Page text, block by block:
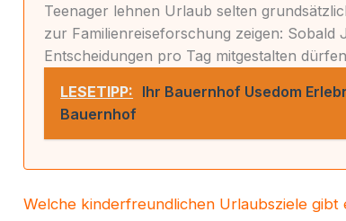
Teenager lehnen Urlaub selten
zur Familienreiseforschung zeigen: Sobald
Entscheidungen pro Tag mitgestalten
LESETIPP: Ihr Bauernhof Usedom
Bauernhof
Welche kinderfreundlichen Urlaubsziele gibt